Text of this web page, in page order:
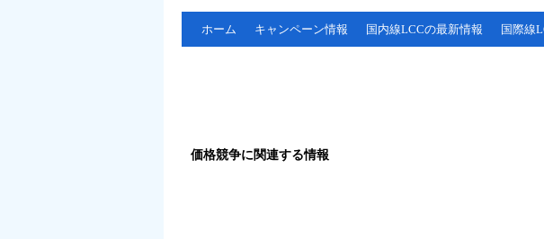
ホーム キャンペーン情報 国内線LCCの最新情報 国際線
価格競争に関連する情報